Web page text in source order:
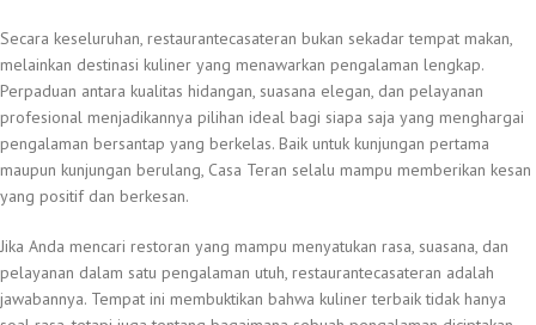
Secara keseluruhan, restaurantecasateran bukan sekadar tempat makan,
melainkan destinasi kuliner yang menawarkan pengalaman lengkap.
Perpaduan antara kualitas hidangan, suasana elegan, dan pelayanan
profesional menjadikannya pilihan ideal bagi siapa saja yang menghargai
pengalaman bersantap yang berkelas. Baik untuk kunjungan pertama
maupun kunjungan berulang, Casa Teran selalu mampu memberikan kesan
yang positif dan berkesan.
Jika Anda mencari restoran yang mampu menyatukan rasa, suasana, dan
pelayanan dalam satu pengalaman utuh, restaurantecasateran adalah
jawabannya. Tempat ini membuktikan bahwa kuliner terbaik tidak hanya